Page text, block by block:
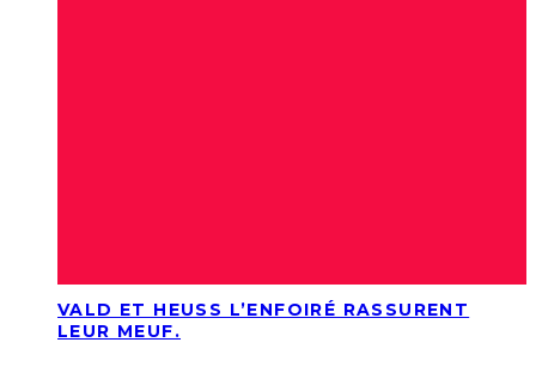
VALD ET HEUSS L’ENFOIRÉ RASSURENT
LEUR MEUF.